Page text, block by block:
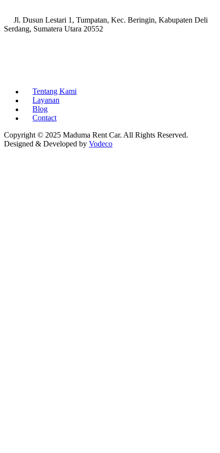
Jl. Dusun Lestari 1, Tumpatan, Kec. Beringin, Kabupaten Deli
Serdang, Sumatera Utara 20552
Tentang Kami
Layanan
Blog
Contact
Copyright © 2025 Maduma Rent Car. All Rights Reserved.
Designed & Developed by Vodeco